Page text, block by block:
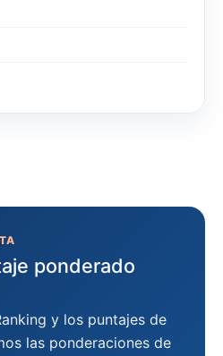
ponderado
y los puntajes de
las ponderaciones de